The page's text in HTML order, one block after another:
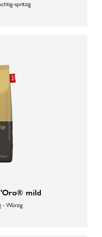
spritzig
mild
- Würzig